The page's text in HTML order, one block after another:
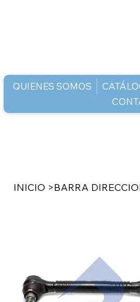
QUIENES SOMOS
INICIO >BARRA